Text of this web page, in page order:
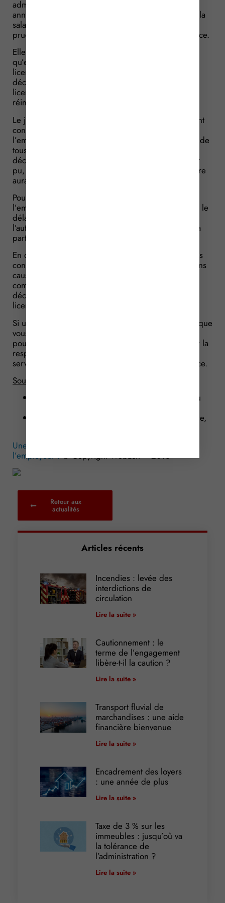
administratif et a obtenu son annulation. Cette
annulation entraînant la nullité de son licenciement, la
salariée a ensuite agi devant le conseil des
prud’hommes pour être indemnisée de son préjudice.
Elle réclame une indemnité égale à la rémunération
qu’elle aurait normalement perçue entre la date du
licenciement et l’expiration d’un délai de 2 mois,
décompté à partir de la décision qui annule son
licenciement, et pendant lequel elle peut obtenir sa
réintégration.
Le juge donne raison à la salariée mais, certainement
conscient des conséquences de sa décision pour
l’employeur, tempère sa position. En tenant compte de
tous les recours exercés contre les différentes
décisions de justice, la facture de l’employeur aurait
pu, effectivement, s’avérer très salée, puisque l’affaire
aura duré 13 ans !
Pour limiter le montant de cette indemnité que
l’employeur aura à lui verser, le juge considère que le
délai de 2 mois court à partir de l’annulation de
l’autorisation de l’inspecteur du travail. C’est-à-dire à
partir de la 1ère décision de justice.
En outre, la salariée réclamait des dédommagements
consécutifs à son licenciement considéré comme sans
cause réelle et sérieuse. Mais, compte tenu de son
comportement (fautif) dans cette affaire, le juge a
décidé de la priver de toute indemnité au titre du
licenciement sans cause réelle et sérieuse.
Si une telle situation devait vous arriver, on ne peut que
vous conseiller de vous rapprocher d’un avocat qui
pourra apprécier avec vous l’opportunité d’engager la
responsabilité de l’Etat du fait d’une défaillance du
service public qui vous aura occasionné un préjudice.
Source :
Arrêt du Conseil d’Etat, 4ème sous-section, du
Arrêt de la Cour de Cassation, chambre sociale,
Une erreur de l’administration peut coûter cher à
l’employeur !© Copyright WebLex – 2016
Retour aux
actualités
Articles récents
Incendies : levée des
interdictions de
circulation
Lire la suite »
Cautionnement : le
terme de l’engagement
libère-t-il la caution ?
Lire la suite »
Transport fluvial de
marchandises : une aide
financière bienvenue
Lire la suite »
Encadrement des loyers
: une année de plus
Lire la suite »
Taxe de 3 % sur les
immeubles : jusqu’où va
la tolérance de
l’administration ?
Lire la suite »